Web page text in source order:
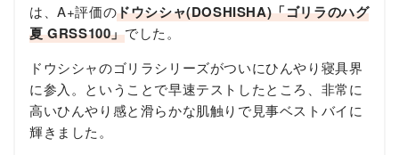
は、A+評価のドウシシャ(DOSHISHA)「ゴリラのハグ
夏 GRSS100」でした。
ドウシシャのゴリラシリーズがついにひんやり寝具界
に参入。ということで早速テストしたところ、非常に
高いひんやり感と滑らかな肌触りで見事ベストバイに
輝きました。